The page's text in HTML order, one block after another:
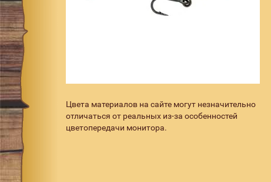
Цвета материалов на сайте могут незначительно
отличаться от реальных из-за особенностей
цветопередачи монитора.